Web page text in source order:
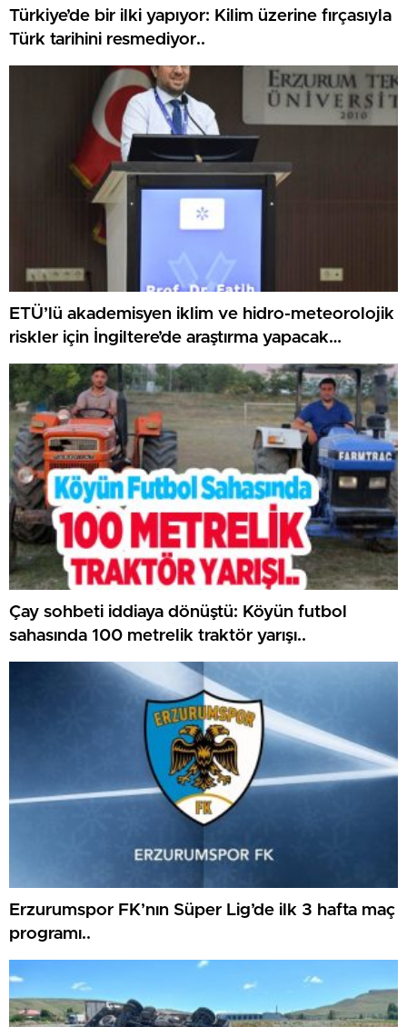
Türkiye’de bir ilki yapıyor: Kilim üzerine fırçasıyla
Türk tarihini resmediyor..
ETÜ’lü akademisyen iklim ve hidro-meteorolojik
riskler için İngiltere’de araştırma yapacak…
Çay sohbeti iddiaya dönüştü: Köyün futbol
sahasında 100 metrelik traktör yarışı..
Erzurumspor FK’nın Süper Lig’de ilk 3 hafta maç
programı..